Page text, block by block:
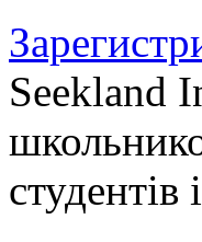
Seekland
студентів